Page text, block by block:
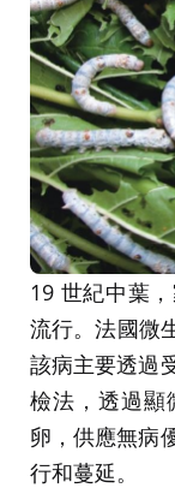
19 世紀中葉
流行。法國微
該病主要透過
檢法，透過顯
卵，供應無病
行和蔓延。